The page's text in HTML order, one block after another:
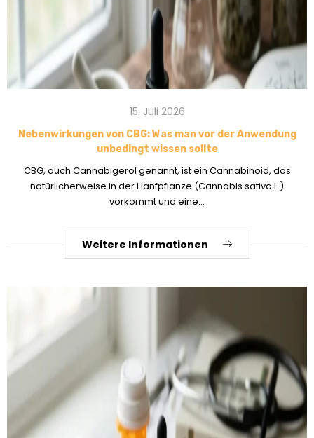
15. Juli 2026
Nebenwirkungen von CBG: Was man vor der Anwendung
unbedingt wissen sollte
CBG, auch Cannabigerol genannt, ist ein Cannabinoid, das
natürlicherweise in der Hanfpflanze (Cannabis sativa L.)
vorkommt und eine...
Weitere Informationen